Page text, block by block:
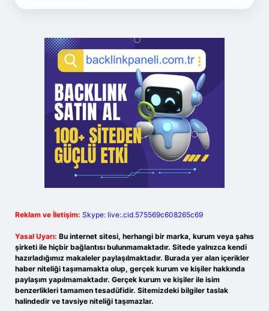
Reklam ve İletişim: Skype: live:.cid.575569c608265c69
Yasal Uyarı: Bu internet sitesi, herhangi bir marka, kurum veya şahıs
şirketi ile hiçbir bağlantısı bulunmamaktadır. Sitede yalnızca kendi
hazırladığımız makaleler paylaşılmaktadır. Burada yer alan içerikler
haber niteliği taşımamakta olup, gerçek kurum ve kişiler hakkında
paylaşım yapılmamaktadır. Gerçek kurum ve kişiler ile isim
benzerlikleri tamamen tesadüfidir. Sitemizdeki bilgiler taslak
halindedir ve tavsiye niteliği taşımazlar.